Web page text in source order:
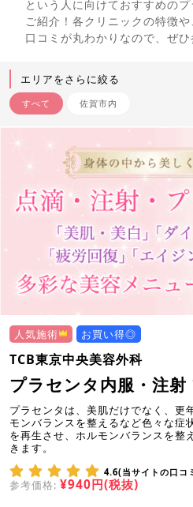
という人に向けておすすめの
ご紹介！各クリニックの特徴
口コミが丸わかりなので、ぜひ
エリアをさらに絞る
すべて 佐賀市内
人気施術 お買い得◎
TCB東京中央美容外科
プラセンタ内服・注
プラセンタは、美肌だけでなく、更
モンバランスを整えるなど色々な症
を再生させ、ホルモンバランスを整
きます。
4.6(当サイトの口コ
参考価格: ¥940円(税抜)